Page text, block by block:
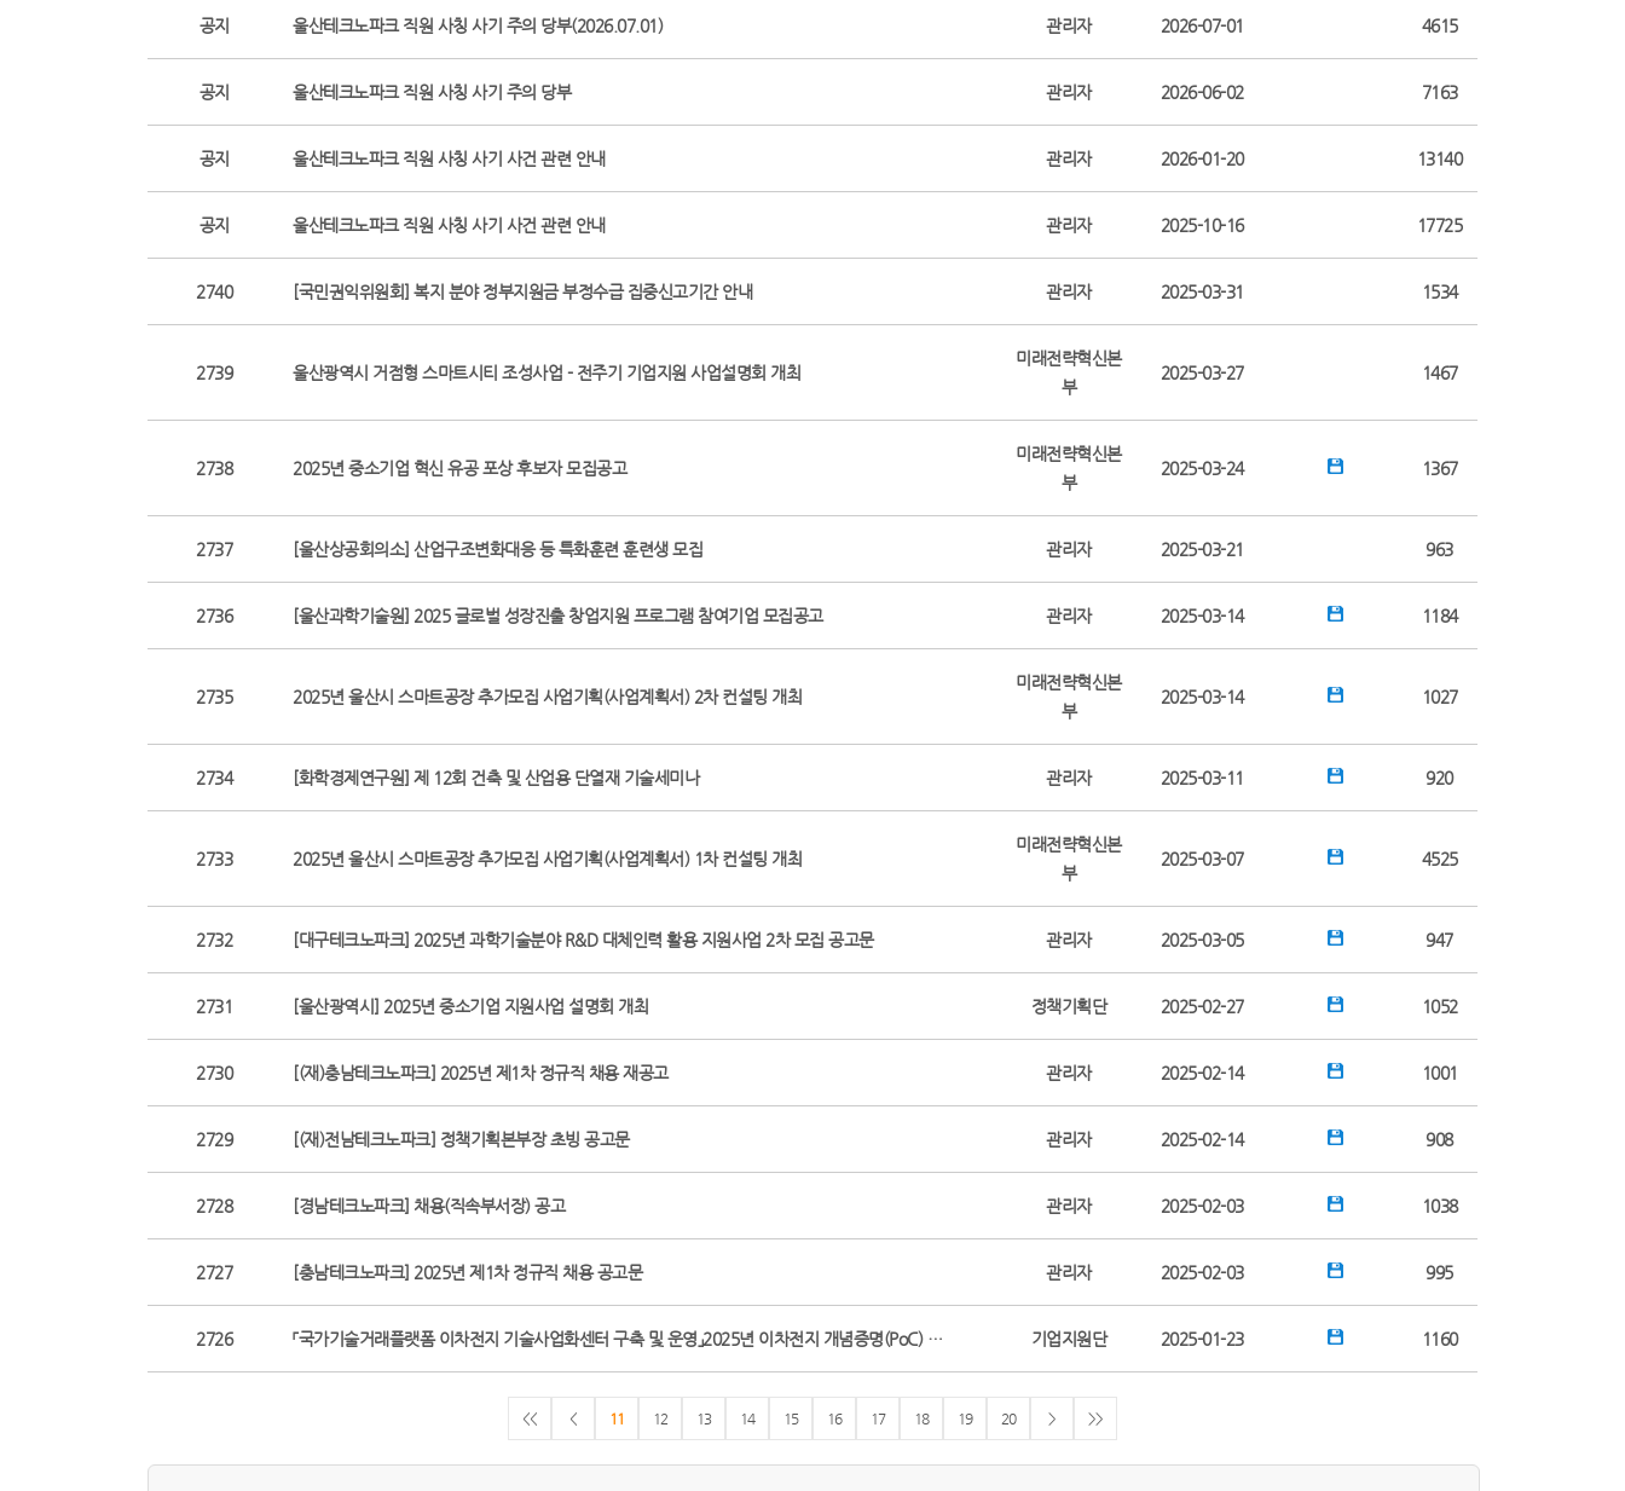
공지 울산테크노파크 직원 사칭 사기 주의 당부(2026.07.01) 관리자 2026-07-01 4615
공지 울산테크노파크 직원 사칭 사기 주의 당부 관리자 2026-06-02 7163
공지 울산테크노파크 직원 사칭 사기 사건 관련 안내 관리자 2026-01-20 13140
공지 울산테크노파크 직원 사칭 사기 사건 관련 안내 관리자 2025-10-16 17725
2740 [국민권익위원회] 복지 분야 정부지원금 부정수급 집중신고기간 안내 관리자 2025-03-31 1534
2739 울산광역시 거점형 스마트시티 조성사업 - 전주기 기업지원 사업설명회 개최
미래전략혁신본
부
2025-03-27 1467
2738 2025년 중소기업 혁신 유공 포상 후보자 모집공고
미래전략혁신본
부
2025-03-24 1367
2737 [울산상공회의소] 산업구조변화대응 등 특화훈련 훈련생 모집 관리자 2025-03-21 963
2736 [울산과학기술원] 2025 글로벌 성장진출 창업지원 프로그램 참여기업 모집공고 관리자 2025-03-14 1184
2735 2025년 울산시 스마트공장 추가모집 사업기획(사업계획서) 2차 컨설팅 개최
미래전략혁신본
부
2025-03-14 1027
2734 [화학경제연구원] 제 12회 건축 및 산업용 단열재 기술세미나 관리자 2025-03-11 920
2733 2025년 울산시 스마트공장 추가모집 사업기획(사업계획서) 1차 컨설팅 개최
미래전략혁신본
부
2025-03-07 4525
2732 [대구테크노파크] 2025년 과학기술분야 R&D 대체인력 활용 지원사업 2차 모집 공고문 관리자 2025-03-05 947
2731 [울산광역시] 2025년 중소기업 지원사업 설명회 개최 정책기획단 2025-02-27 1052
2730 [(재)충남테크노파크] 2025년 제1차 정규직 채용 재공고 관리자 2025-02-14 1001
2729 [(재)전남테크노파크] 정책기획본부장 초빙 공고문 관리자 2025-02-14 908
2728 [경남테크노파크] 채용(직속부서장) 공고 관리자 2025-02-03 1038
2727 [충남테크노파크] 2025년 제1차 정규직 채용 공고문 관리자 2025-02-03 995
2726 「국가기술거래플랫폼 이차전지 기술사업화센터 구축 및 운영」2025년 이차전지 개념증명(PoC) … 기업지원단 2025-01-23 1160
<< < 11 12 13 14 15 16 17 18 19 20 > >>